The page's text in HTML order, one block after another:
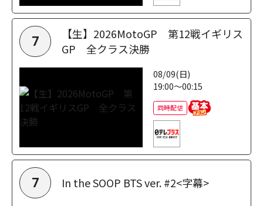
7
【生】2026MotoGP 第12戦イギリス
GP 全クラス決勝
08/09(日)
19:00～00:15
同時配信
7 In the SOOP BTS ver. #2<字幕>